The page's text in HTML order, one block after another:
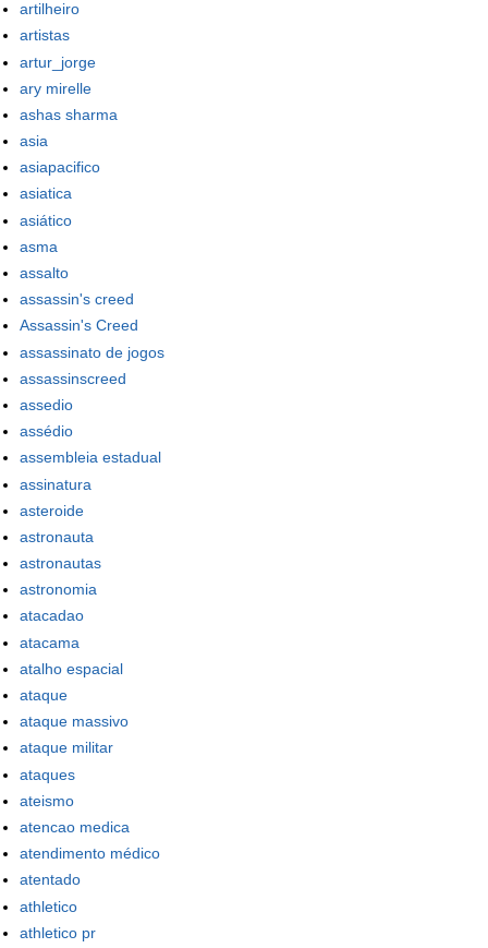
artilheiro
artistas
artur_jorge
ary mirelle
ashas sharma
asia
asiapacifico
asiatica
asiático
asma
assalto
assassin's creed
Assassin's Creed
assassinato de jogos
assassinscreed
assedio
assédio
assembleia estadual
assinatura
asteroide
astronauta
astronautas
astronomia
atacadao
atacama
atalho espacial
ataque
ataque massivo
ataque militar
ataques
ateismo
atencao medica
atendimento médico
atentado
athletico
athletico pr